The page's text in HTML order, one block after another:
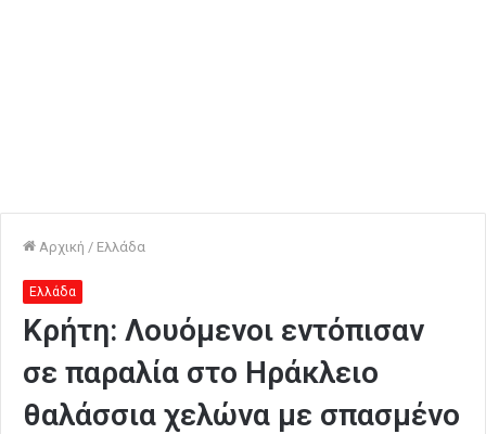
Αρχική / Ελλάδα
Ελλάδα
Κρήτη: Λουόμενοι εντόπισαν
σε παραλία στο Ηράκλειο
θαλάσσια χελώνα με σπασμένο